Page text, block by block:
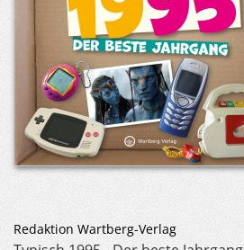
Redaktion Wartberg-Verlag